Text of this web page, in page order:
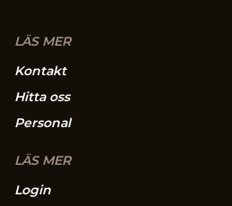
LÄS MER
Kontakt
Hitta oss
Personal
LÄS MER
Login